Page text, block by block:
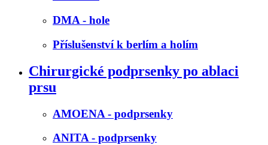
DMA - hole
Příslušenství k berlím a holím
Chirurgické podprsenky po ablaci
prsu
AMOENA - podprsenky
ANITA - podprsenky